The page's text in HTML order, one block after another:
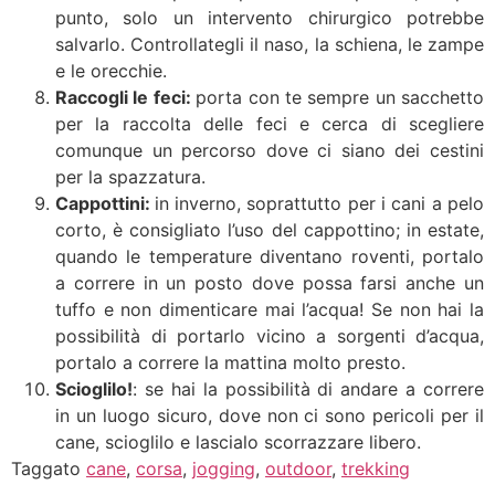
punto, solo un intervento chirurgico potrebbe
salvarlo. Controllategli il naso, la schiena, le zampe
e le orecchie.
Raccogli le feci: porta con te sempre un sacchetto
per la raccolta delle feci e cerca di scegliere
comunque un percorso dove ci siano dei cestini
per la spazzatura.
Cappottini: in inverno, soprattutto per i cani a pelo
corto, è consigliato l’uso del cappottino; in estate,
quando le temperature diventano roventi, portalo
a correre in un posto dove possa farsi anche un
tuffo e non dimenticare mai l’acqua! Se non hai la
possibilità di portarlo vicino a sorgenti d’acqua,
portalo a correre la mattina molto presto.
Scioglilo!: se hai la possibilità di andare a correre
in un luogo sicuro, dove non ci sono pericoli per il
cane, scioglilo e lascialo scorrazzare libero.
Taggato cane, corsa, jogging, outdoor, trekking